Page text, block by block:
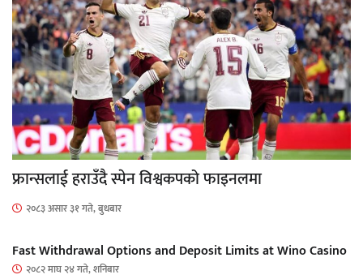
फ्रान्सलाई हराउँदै स्पेन विश्वकपको फाइनलमा
२०८३ असार ३१ गते, बुधबार
Fast Withdrawal Options and Deposit Limits at Wino Casino
२०८२ माघ २४ गते, शनिबार